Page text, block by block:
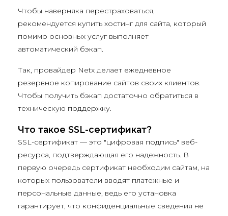
Чтобы наверняка перестраховаться,
рекомендуется купить хостинг для сайта, который
помимо основных услуг выполняет
автоматический бэкап.
Так, провайдер Netx делает ежедневное
резервное копирование сайтов своих клиентов.
Чтобы получить бэкап достаточно обратиться в
техническую поддержку.
Что такое SSL-сертификат?
SSL-сертификат — это "цифровая подпись" веб-
ресурса, подтверждающая его надежность. В
первую очередь сертификат необходим сайтам, на
которых пользователи вводят платежные и
персональные данные, ведь его установка
гарантирует, что конфиденциальные сведения не